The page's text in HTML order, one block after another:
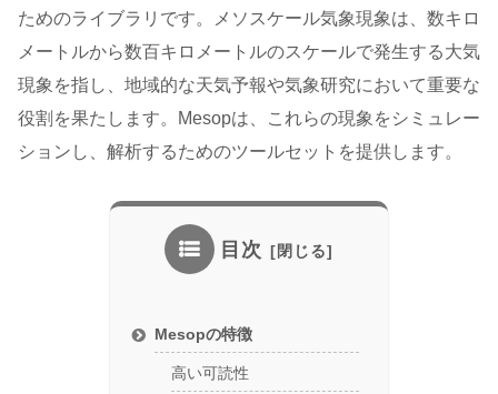
ためのライブラリです。メソスケール気象現象は、数キロ
メートルから数百キロメートルのスケールで発生する大気
現象を指し、地域的な天気予報や気象研究において重要な
役割を果たします。Mesopは、これらの現象をシミュレー
ションし、解析するためのツールセットを提供します。
目次
Mesopの特徴
高い可読性